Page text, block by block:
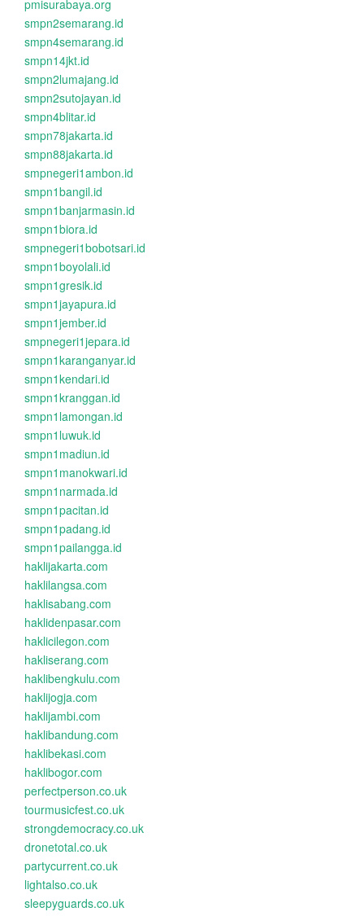
pmisurabaya.org
smpn2semarang.id
smpn4semarang.id
smpn14jkt.id
smpn2lumajang.id
smpn2sutojayan.id
smpn4blitar.id
smpn78jakarta.id
smpn88jakarta.id
smpnegeri1ambon.id
smpn1bangil.id
smpn1banjarmasin.id
smpn1biora.id
smpnegeri1bobotsari.id
smpn1boyolali.id
smpn1gresik.id
smpn1jayapura.id
smpn1jember.id
smpnegeri1jepara.id
smpn1karanganyar.id
smpn1kendari.id
smpn1kranggan.id
smpn1lamongan.id
smpn1luwuk.id
smpn1madiun.id
smpn1manokwari.id
smpn1narmada.id
smpn1pacitan.id
smpn1padang.id
smpn1pailangga.id
haklijakarta.com
haklilangsa.com
haklisabang.com
haklidenpasar.com
haklicilegon.com
hakliserang.com
haklibengkulu.com
haklijogja.com
haklijambi.com
haklibandung.com
haklibekasi.com
haklibogor.com
perfectperson.co.uk
tourmusicfest.co.uk
strongdemocracy.co.uk
dronetotal.co.uk
partycurrent.co.uk
lightalso.co.uk
sleepyguards.co.uk